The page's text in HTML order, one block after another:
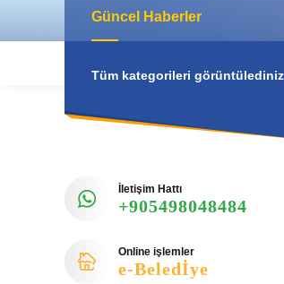
Güncel Haberler
Tüm kategorileri görüntülediniz
İletişim Hattı
+905498048484
Online işlemler
e-Beledİye